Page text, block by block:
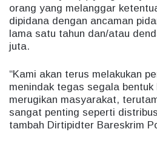
orang yang melanggar
dipidana dengan ancaman
lama satu tahun dan/atau
juta.
“Kami akan terus melakukan
menindak tegas segala bentuk
merugikan masyarakat,
sangat penting seperti
tambah Dirtipidter Bareskrim